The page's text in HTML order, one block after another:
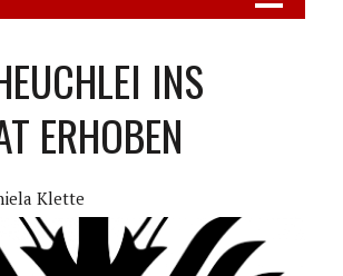
INS
ERHOBEN
Klette